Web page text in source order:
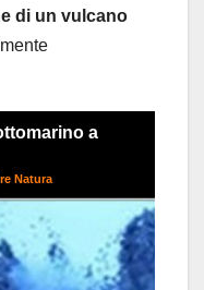
di un vulcano